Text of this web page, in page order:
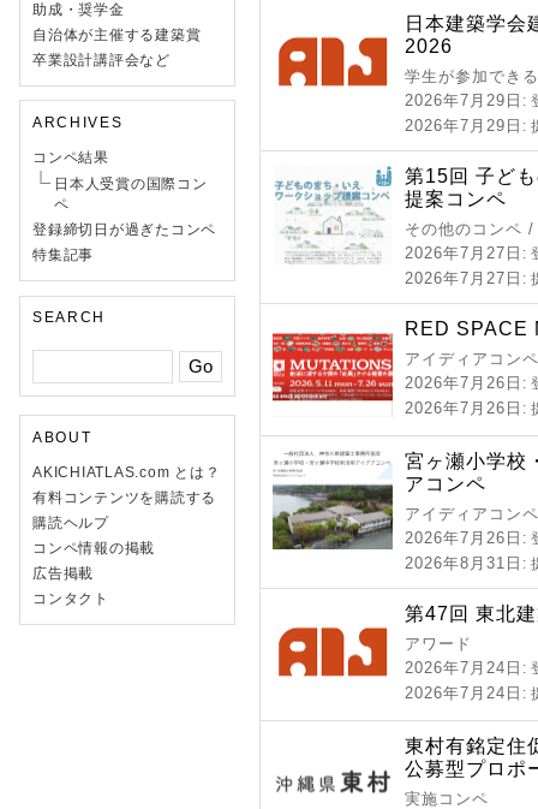
助成・奨学金
自治体が主催する建築賞
卒業設計講評会など
ARCHIVES
コンペ結果
日本人受賞の国際コン
ペ
登録締切日が過ぎたコンペ
特集記事
SEARCH
ABOUT
AKICHIATLAS.com とは？
有料コンテンツを購読する
購読ヘルプ
コンペ情報の掲載
広告掲載
コンタクト
日本建築学会
2026
学生が参加でき
2026年7月29日 :
2026年7月29日 :
第15回 子ど
提案コンペ
その他のコンペ
2026年7月27日 :
2026年7月27日 :
RED SPACE
アイディアコン
2026年7月26日 :
2026年7月26日 :
宮ヶ瀬小学校
アコンペ
アイディアコン
2026年7月26日 :
2026年8月31日 :
第47回 東北
アワード
2026年7月24日 :
2026年7月24日 :
東村有銘定住
公募型プロポ
実施コンペ